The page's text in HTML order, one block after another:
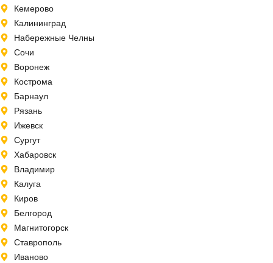
Кемерово
Калининград
Набережные Челны
Сочи
Воронеж
Кострома
Барнаул
Рязань
Ижевск
Сургут
Хабаровск
Владимир
Калуга
Киров
Белгород
Магнитогорск
Ставрополь
Иваново